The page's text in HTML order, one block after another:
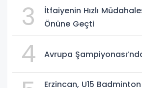
3
İtfaiyenin Hızlı
Önüne Geçti
4 Avrupa
Erzincan, U15 Badminton